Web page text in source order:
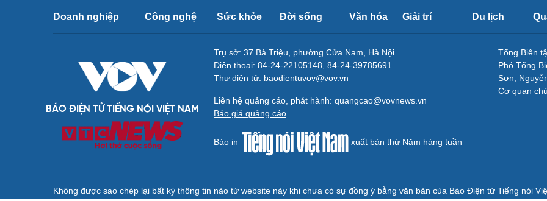
Doanh nghiệp Công nghệ Sức khỏe Đời sống Văn hóa Giải trí Du lịch
BÁO ĐIỆN TỬ TIẾNG NÓI VIỆT NAM
Trụ sở: 37 Bà Triệu, phường Cửa Nam, Hà Nội
Điện thoại: 84-24-22105148, 84-24-39785691
Thư điện tử: baodientuvov@vov.vn
Liên hệ quảng cáo, phát hành: quangcao@vovnews.vn
Báo giá quảng cáo
Báo in xuất bản thứ Năm hàng tuần
Tổng Biên
Phó Tổng
Sơn,
Cơ quan
Không được sao chép lại bất kỳ thông tin nào từ website này khi chưa có sự đồng ý bằng văn bản của Báo Điện tử Tiếng nói